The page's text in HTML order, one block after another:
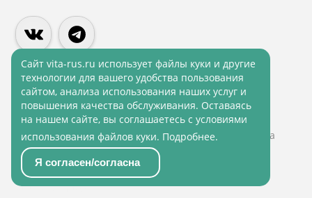
© 2001 - 2026 ВитаРус. Информация сайта защищена
законом об авторских правах
© Разработка и Сопровождение сайта
studio White»
Политика конфиденциальности
Политика обработки персональных данных
Cайт vita-rus.ru использует файлы куки и другие
технологии для вашего удобства пользования
сайтом, анализа использования наших услуг и
повышения качества обслуживания. Оставаясь
на нашем сайте, вы соглашаетесь с условиями
использования файлов куки. Подробнее.
Я согласен/согласна